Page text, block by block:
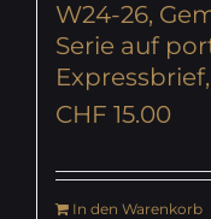
W24-26,
Serie auf
CHF 15.00
In den Warenkorb